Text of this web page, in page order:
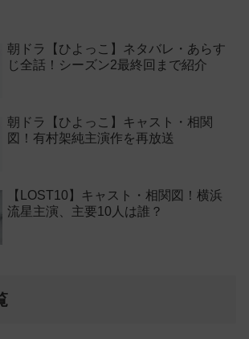
朝ドラ【ひよっこ】ネタバレ・あらす
じ全話！シーズン2最終回まで紹介
朝ドラ【ひよっこ】キャスト・相関
図！有村架純主演作を再放送
【LOST10】キャスト・相関図！横浜
流星主演、主要10人は誰？